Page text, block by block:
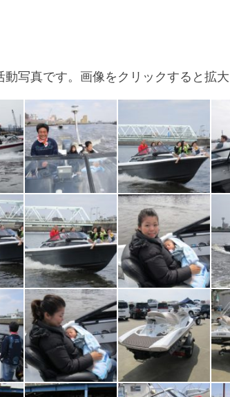
写真です。画像をクリックすると拡大